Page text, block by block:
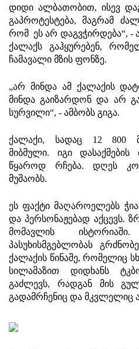
დიდი ალბათობით, ისევ
გაპროტესტება, მაგრამ
რომ ეს არ დაგვჭირდება“, -
ქალაქს გაჰყურებენ,
ჩამავალი მზის ფონზე.
„არ მინდა ამ ქალაქის
მინდა გაიზარდონ და არ
სურვილი“, - ამბობს გიგა.
ქალაქი, სადაც 12 800
მიბმული. იგი
წყაროდ რჩება. დღეს
მუშაობს.
ეს ფაქტი მაღაროელებს
და პერსონაჟებად აქცევს.
მომავლის
პასუხისმგებლობას
ქალაქის წინაშე, რომელიც
სილამაზით დიდხანს
გაძლევს, რადგან მის
გადამრჩენიც და